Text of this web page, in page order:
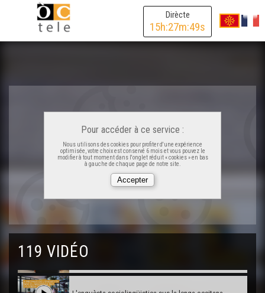
Dirècte
15h:27m:49s
Pour accéder à ce service :
Nous utilisons des cookies pour profiter d'une expérience
optimisée, votre choix est conservé 6 mois et vous pouvez le
modifier à tout moment dans l'onglet réduit « cookies » en bas
à gauche de chaque page de notre site.
119 VIDÉO
Lo rambalh de la Sent Martin
Las Jornadas regionalas
Dictada occitana a l'escòla